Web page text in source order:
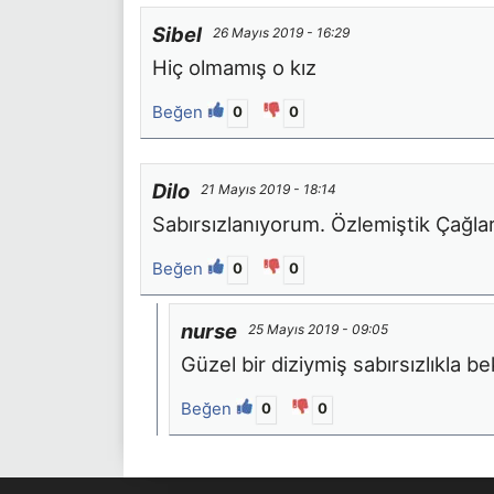
Sibel 26 Mayıs 2019 - 16:29
Hiç olmamış o kız
Beğen 0 0
Dilo 21 Mayıs 2019 - 18:14
Sabırsızlanıyorum. Özlemiştik
Beğen 0 0
nurse 25 Mayıs 2019 - 09:05
Güzel bir diziymiş sabırsızlıkla
Beğen 0 0